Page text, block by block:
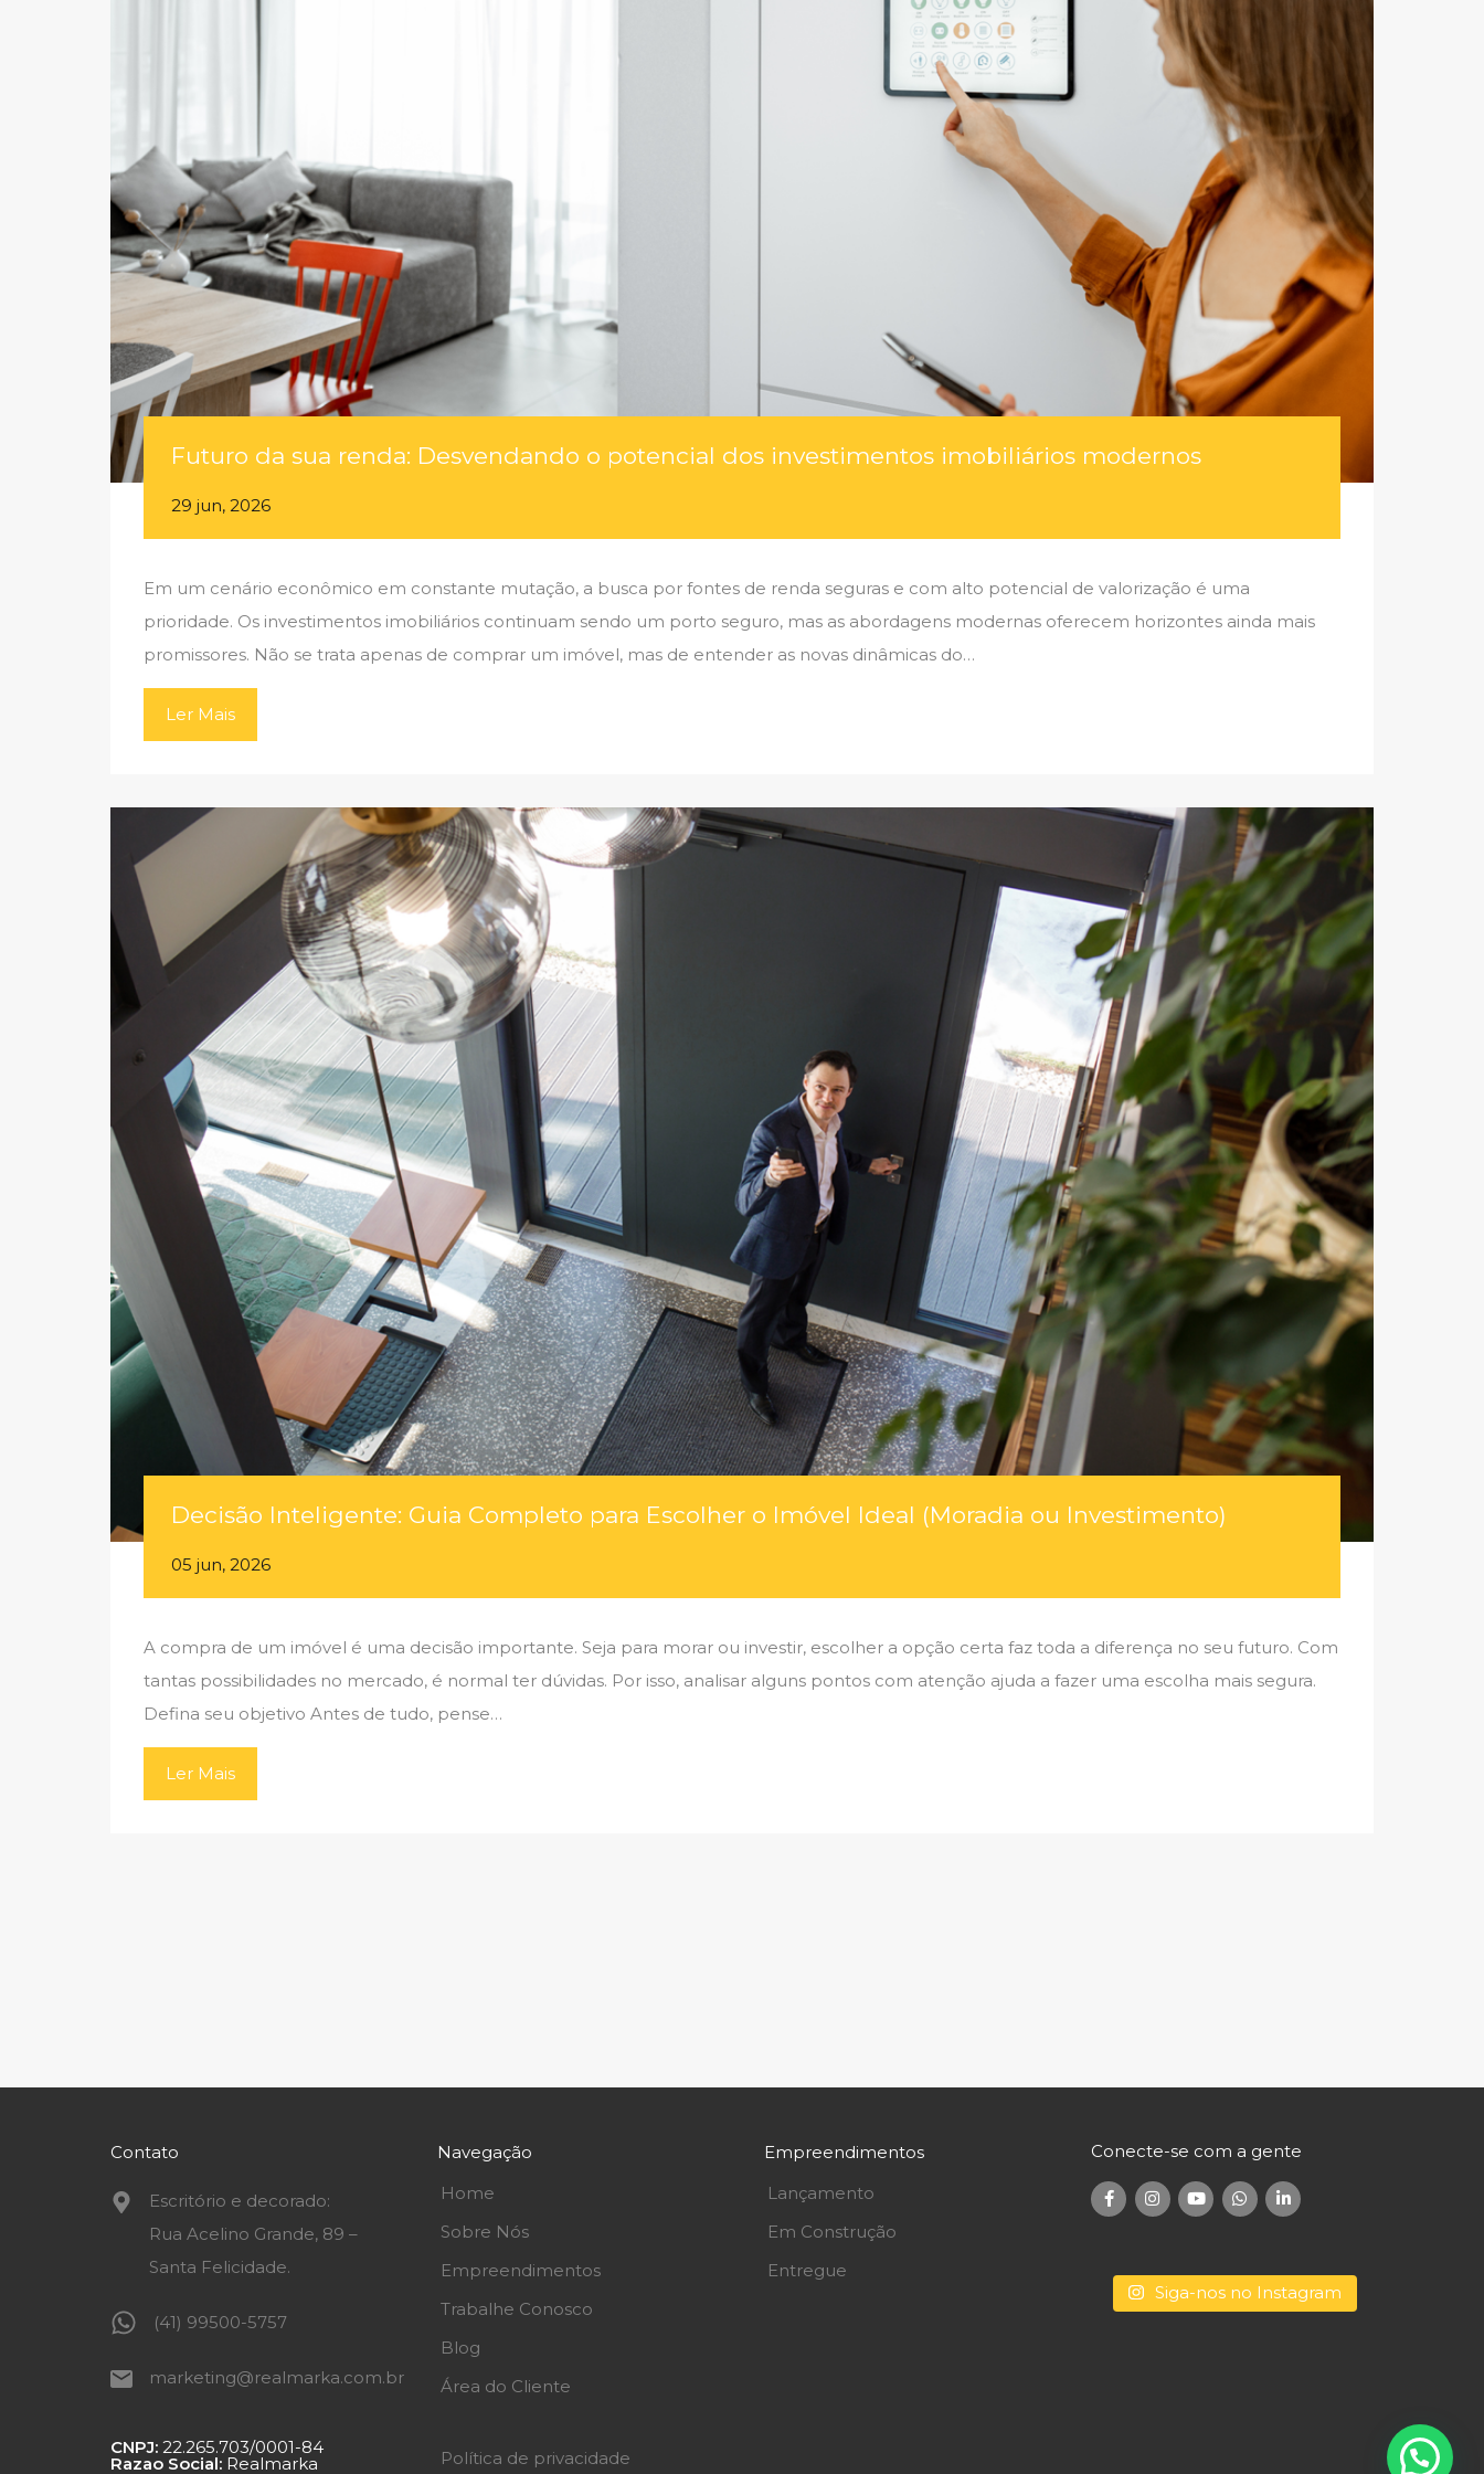
Futuro da sua renda: Desvendando o potencial dos investimentos imobiliários modernos
29 jun, 2026
Em um cenário econômico em constante mutação, a busca por fontes de renda seguras e com alto potencial de valorização é uma
prioridade. Os investimentos imobiliários continuam sendo um porto seguro, mas as abordagens modernas oferecem horizontes ainda mais
promissores. Não se trata apenas de comprar um imóvel, mas de entender as novas dinâmicas do…
Ler Mais
Decisão Inteligente: Guia Completo para Escolher o Imóvel Ideal (Moradia ou Investimento)
05 jun, 2026
A compra de um imóvel é uma decisão importante. Seja para morar ou investir, escolher a opção certa faz toda a diferença no seu futuro. Com
tantas possibilidades no mercado, é normal ter dúvidas. Por isso, analisar alguns pontos com atenção ajuda a fazer uma escolha mais segura.
Defina seu objetivo Antes de tudo, pense…
Ler Mais
Contato
Escritório e decorado:
Rua Acelino Grande, 89 –
Santa Felicidade.
(41) 99500-5757
marketing@realmarka.com.br
CNPJ: 22.265.703/0001-84
Razao Social: Realmarka
Navegação
Home
Sobre Nós
Empreendimentos
Trabalhe Conosco
Blog
Área do Cliente
Política de privacidade
Empreendimentos
Lançamento
Em Construção
Entregue
Conecte-se com a gente
Siga-nos no Instagram